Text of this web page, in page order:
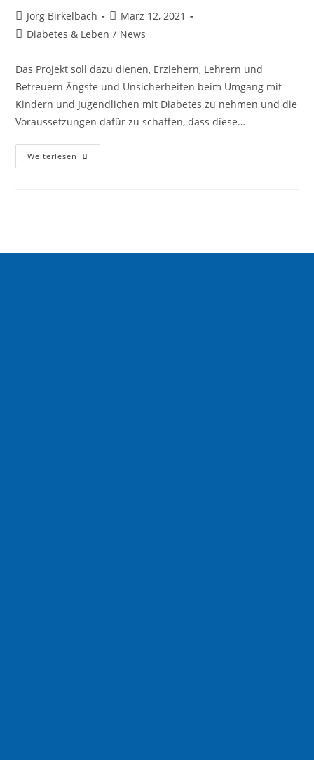
Jörg Birkelbach
März 12, 2021
Diabetes & Leben / News
Das Projekt soll dazu dienen, Erziehern, Lehrern und
Betreuern Ängste und Unsicherheiten beim Umgang mit
Kindern und Jugendlichen mit Diabetes zu nehmen und die
Voraussetzungen dafür zu schaffen, dass diese…
Weiterlesen